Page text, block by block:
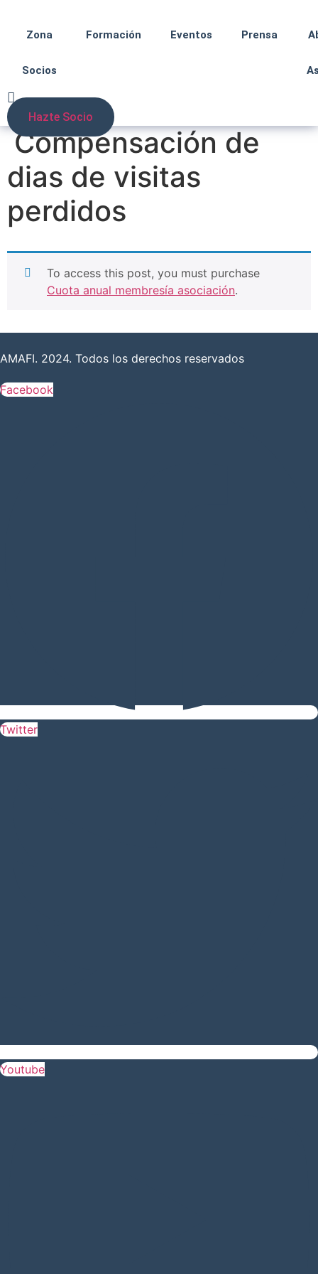
Zona
Socios
Formación Eventos Prensa
Hazte Socio
Compensación de
dias de visitas
perdidos
To access this post, you must purchase
Cuota anual membresía asociación.
AMAFI. 2024. Todos los derechos reservados
Facebook
Twitter
Youtube